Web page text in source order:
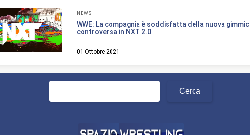
NEWS
WWE: La compagnia è soddisfatta della nuova
controversa in NXT 2.0
01 Ottobre 2021